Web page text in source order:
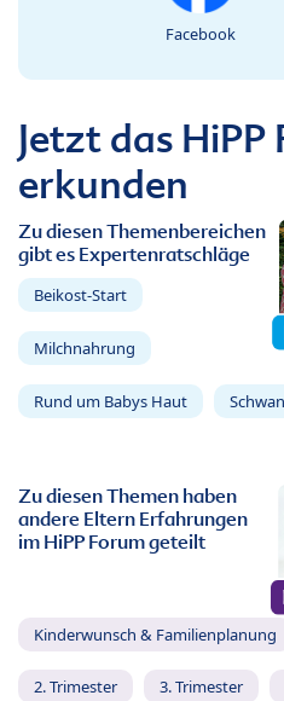
Facebook
Jetzt das HiPP
erkunden
Zu diesen Themenbereichen
gibt es Expertenratschläge
Beikost-Start
Milchnahrung
Rund um Babys Haut
Zu diesen Themen haben
andere Eltern Erfahrungen
im HiPP Forum geteilt
Kinderwunsch & Familienplanung
2. Trimester 3. Trimester